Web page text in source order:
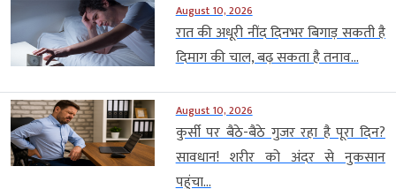
August 10, 2026
रात की अधूरी नींद दिनभर बिगाड़ सकती है
दिमाग की चाल, बढ़ सकता है तनाव...
August 10, 2026
कुर्सी पर बैठे-बैठे गुजर रहा है पूरा दिन?
सावधान! शरीर को अंदर से नुकसान
पहुंचा...